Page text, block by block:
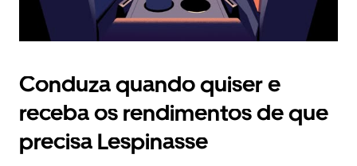
Conduza quando quiser e
receba os rendimentos de que
precisa Lespinasse